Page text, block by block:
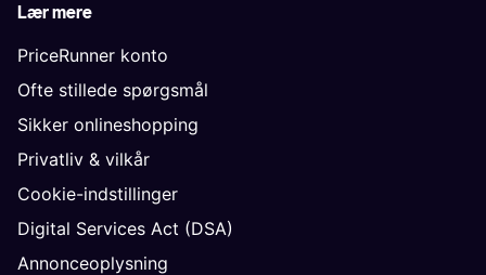
Lær mere
PriceRunner konto
Ofte stillede spørgsmål
Sikker onlineshopping
Privatliv & vilkår
Cookie-indstillinger
Digital Services Act (DSA)
Annonceoplysning